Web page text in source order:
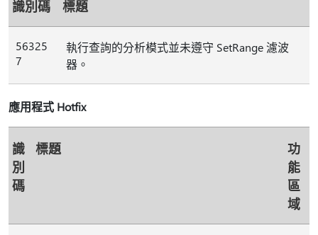
識別碼 標題
56325
7
執行查詢的分析模式並未遵守 SetRange 濾波
器。
應用程式 Hotfix
識
別
碼
標題
功
能
區
域